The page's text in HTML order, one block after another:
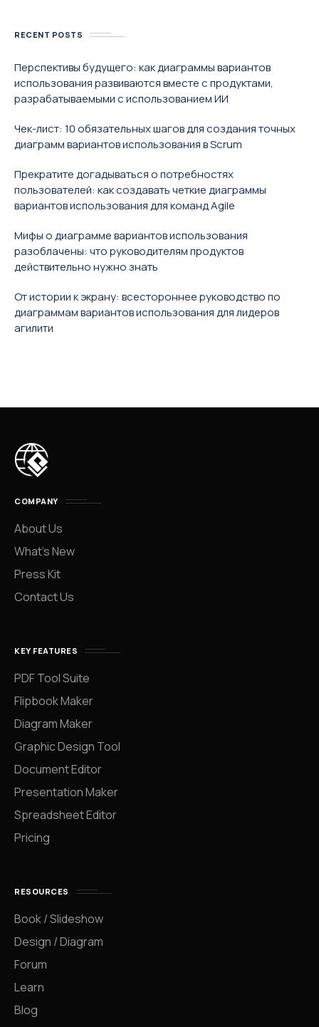
RECENT POSTS
Перспективы будущего: как диаграммы вариантов
использования развиваются вместе с продуктами,
разрабатываемыми с использованием ИИ
Чек-лист: 10 обязательных шагов для создания точных
диаграмм вариантов использования в Scrum
Прекратите догадываться о потребностях
пользователей: как создавать четкие диаграммы
вариантов использования для команд Agile
Мифы о диаграмме вариантов использования
разоблачены: что руководителям продуктов
действительно нужно знать
От истории к экрану: всестороннее руководство по
диаграммам вариантов использования для лидеров
агилити
COMPANY
About Us
What’s New
Press Kit
Contact Us
KEY FEATURES
PDF Tool Suite
Flipbook Maker
Diagram Maker
Graphic Design Tool
Document Editor
Presentation Maker
Spreadsheet Editor
Pricing
RESOURCES
Book / Slideshow
Design / Diagram
Forum
Learn
Blog